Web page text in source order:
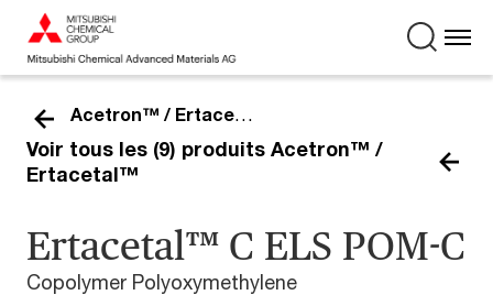
Acetron™ / Ertacetal™
Voir tous les (9) produits Acetron™ /
Ertacetal™
Ertacetal™ C ELS POM-C
Copolymer Polyoxymethylene